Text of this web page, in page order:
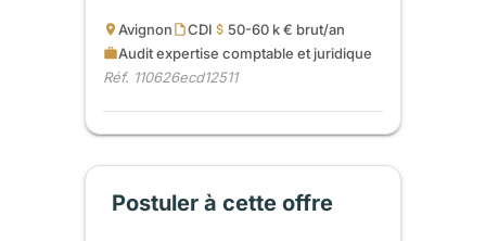
Avignon CDI
50-60 k € brut/an
Audit expertise comptable et juridique
Réf. 110626ecd12511
Postuler à cette offre